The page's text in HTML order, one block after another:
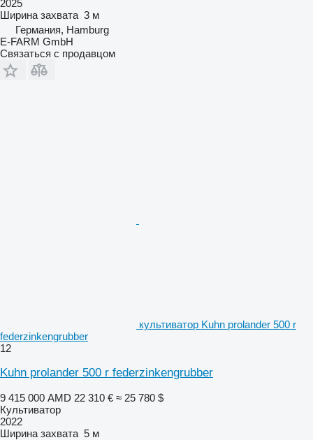
2025
Ширина захвата 3 м
Германия, Hamburg
E-FARM GmbH
Связаться с продавцом
культиватор Kuhn prolander 500 r
federzinkengrubber
12
Kuhn prolander 500 r federzinkengrubber
9 415 000 AMD 22 310 € ≈ 25 780 $
Культиватор
2022
Ширина захвата 5 м